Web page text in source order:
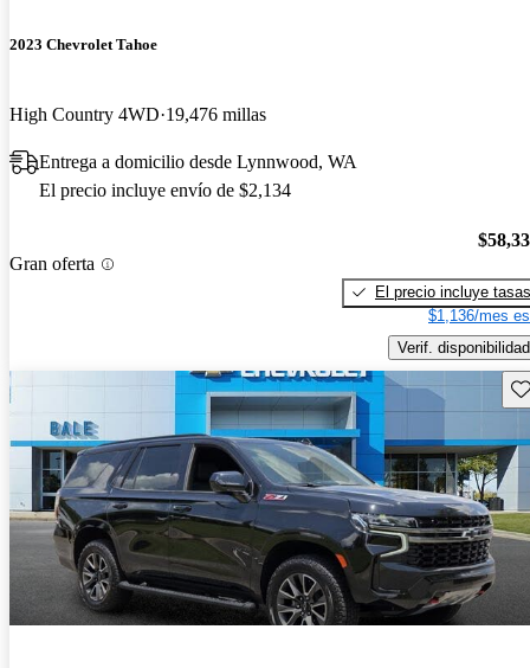
2023 Chevrolet Tahoe
High Country 4WD 19,476 millas
Entrega a domicilio desde Lynnwood, WA
El precio incluye envío de $2,134
Gran oferta
El precio incluye tasas
$1,136/mes
Verif. disponibilidad